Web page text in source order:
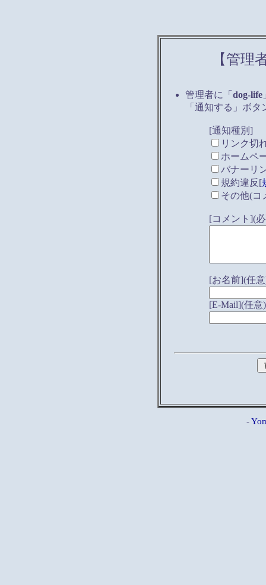
【管理
管理者に「 dog-life
「通知する」ボ
[通知種別]
リンク切
ホームペ
バナーリ
規約違反[
その他(コ
[コメント](
[お名前](任
[E-Mail](任意)
-